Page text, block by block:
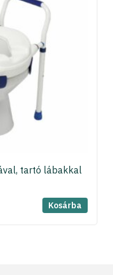
tartó lábakkal
Kosárba